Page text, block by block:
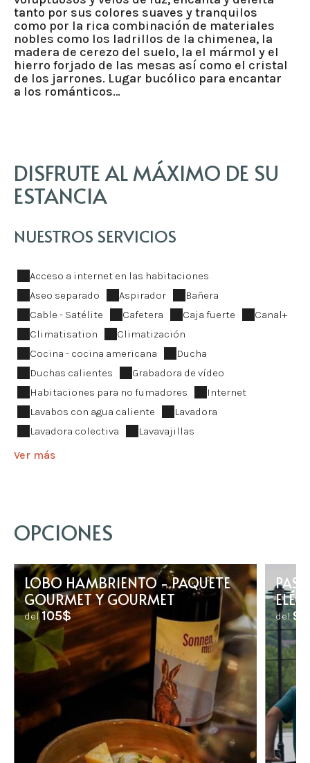
tanto por sus colores suaves y tranquilos
como por la rica combinación de materiales
nobles como los ladrillos de la chimenea, la
madera de cerezo del suelo, la el mármol y el
hierro forjado de las mesas así como el cristal
de los jarrones. Lugar bucólico para encantar
a los románticos…
DISFRUTE AL MÁXIMO DE SU
ESTANCIA
NUESTROS SERVICIOS
Acceso a internet en las habitaciones
Aseo separado
Aspirador
Bañera
Cable - Satélite
Cafetera Caja fuerte
Canal+
Climatisation
Climatización
Cocina - cocina americana
Ducha
Duchas calientes
Grabadora de vídeo
Habitaciones para no fumadores
Internet
Lavabos con agua caliente
Lavadora
Lavadora colectiva
Lavavajillas
Ver más
OPCIONES
LOBO HAMBRIENTO - PAQUETE
GOURMET Y GOURMET
del 105$ del